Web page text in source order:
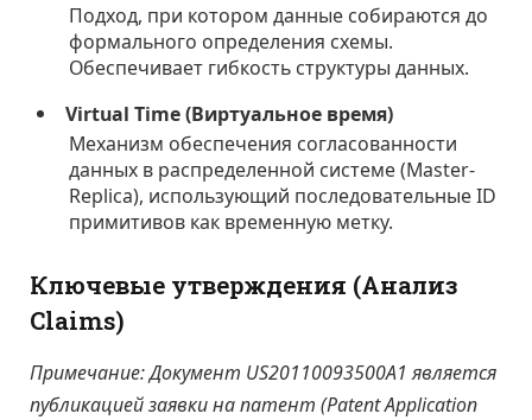
Подход, при котором данные собираются до
формального определения схемы.
Обеспечивает гибкость структуры данных.
Virtual Time (Виртуальное время)
Механизм обеспечения согласованности
данных в распределенной системе (Master-
Replica), использующий последовательные ID
примитивов как временную метку.
Ключевые утверждения (Анализ
Claims)
Примечание: Документ US20110093500A1 является
публикацией заявки на патент (Patent Application